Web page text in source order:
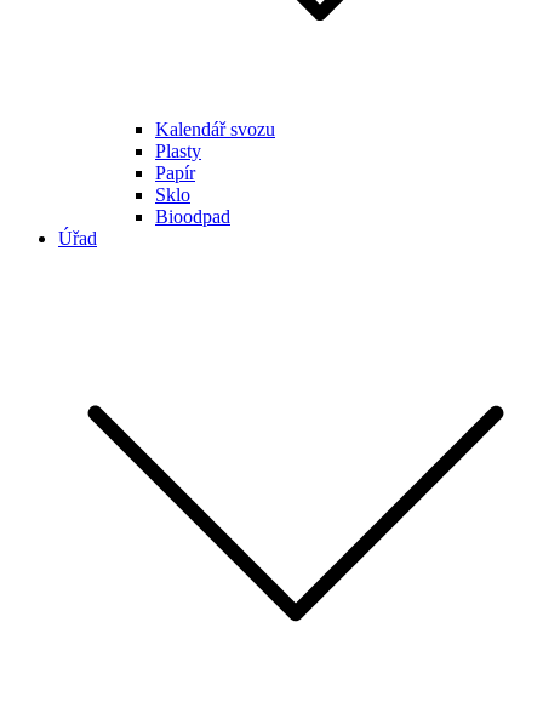
Kalendář svozu
Plasty
Papír
Sklo
Bioodpad
Úřad